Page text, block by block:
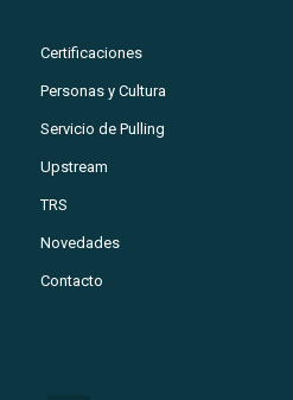
Certificaciones
Personas y Cultura
Servicio de Pulling
Upstream
TRS
Novedades
Contacto